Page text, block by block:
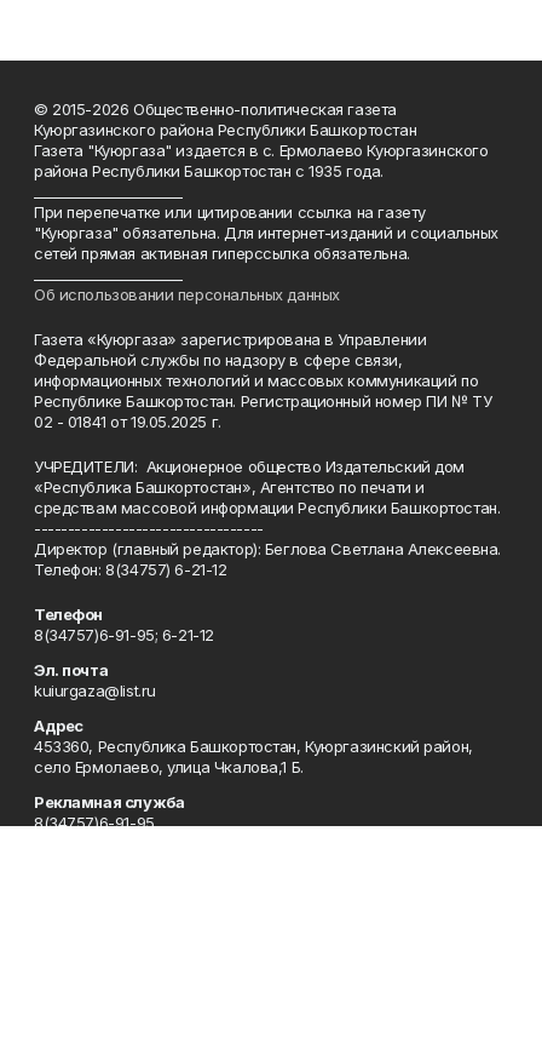
© 2015-2026 Общественно-политическая газета
Куюргазинского района Республики Башкортостан
Газета "Куюргаза" издается в с. Ермолаево Куюргазинского
района Республики Башкортостан с 1935 года.
При перепечатке или цитировании ссылка на газету
"Куюргаза" обязательна. Для интернет-изданий и социальных
сетей прямая активная гиперссылка обязательна.
Об использовании персональных данных
Газета «Куюргаза» зарегистрирована в Управлении
Федеральной службы по надзору в сфере связи,
информационных технологий и массовых коммуникаций по
Республике Башкортостан. Регистрационный номер ПИ № ТУ
02 - 01841 от 19.05.2025 г.
УЧРЕДИТЕЛИ: Акционерное общество Издательский дом
«Республика Башкортостан», Агентство по печати и
средствам массовой информации Республики Башкортостан.
----------------------------------
Директор (главный редактор): Беглова Светлана Алексеевна.
Телефон: 8(34757) 6-21-12
Телефон
8(34757)6-91-95; 6-21-12
Эл. почта
kuiurgaza@list.ru
Адрес
453360, Республика Башкортостан, Куюргазинский район,
село Ермолаево, улица Чкалова,1 Б.
Рекламная служба
8(34757)6-91-95